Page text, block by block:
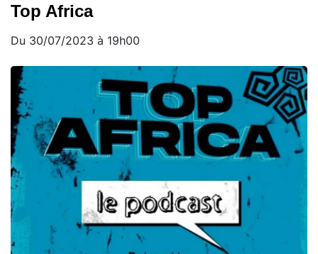
Top Africa
Du 30/07/2023 à 19h00